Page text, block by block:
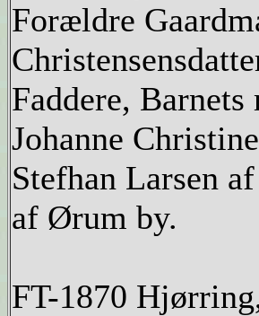
Forældre
Faddere,
Johanne
Stefhan Larsen
af Ørum by.
FT-1870